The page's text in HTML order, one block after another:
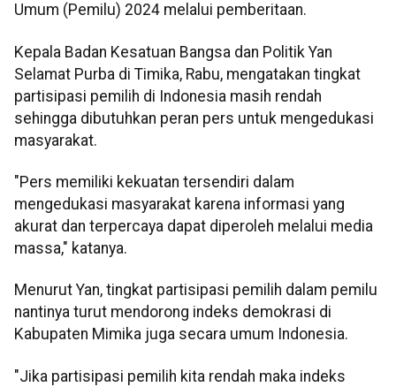
Umum (Pemilu) 2024 melalui pemberitaan.
Kepala Badan Kesatuan Bangsa dan Politik Yan
Selamat Purba di Timika, Rabu, mengatakan tingkat
partisipasi pemilih di Indonesia masih rendah
sehingga dibutuhkan peran pers untuk mengedukasi
masyarakat.
"Pers memiliki kekuatan tersendiri dalam
mengedukasi masyarakat karena informasi yang
akurat dan terpercaya dapat diperoleh melalui media
massa," katanya.
Menurut Yan, tingkat partisipasi pemilih dalam pemilu
nantinya turut mendorong indeks demokrasi di
Kabupaten Mimika juga secara umum Indonesia.
"Jika partisipasi pemilih kita rendah maka indeks